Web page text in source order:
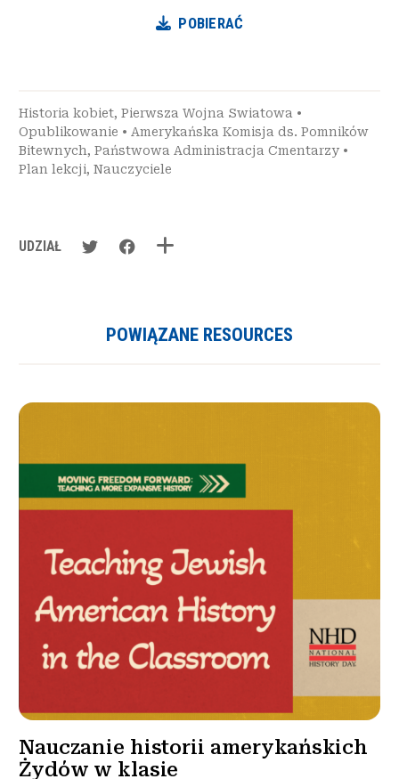
POBIERAĆ
Historia kobiet, Pierwsza Wojna Swiatowa •
Opublikowanie • Amerykańska Komisja ds. Pomników
Bitewnych, Państwowa Administracja Cmentarzy •
Plan lekcji, Nauczyciele
UDZIAŁ
POWIĄZANE RESOURCES
Nauczanie historii amerykańskich
Żydów w klasie